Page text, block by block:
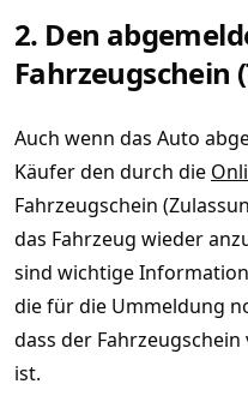
2. Den
Fahrzeugschein
Auch wenn das Auto
Käufer den durch die
Fahrzeugschein
das Fahrzeug wieder
sind wichtige
die für die Ummeldung
dass der
ist.